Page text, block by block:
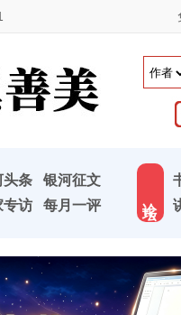
头条
银河征文
专访
每月一评